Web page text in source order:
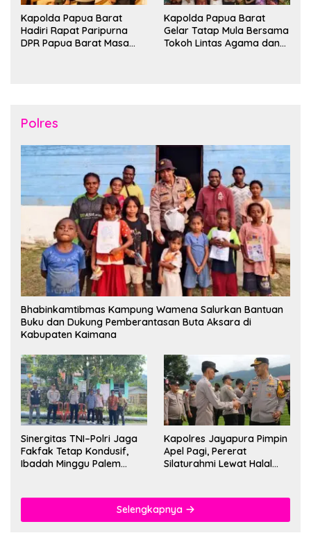
Kapolda Papua Barat
Hadiri Rapat Paripurna
DPR Papua Barat Masa
Kapolda Papua Barat
Gelar Tatap Mula Bersama
Tokoh Lintas Agama dan
Polres
Bhabinkamtibmas Kampung Wamena Salurkan Bantuan
Buku dan Dukung Pemberantasan Buta Aksara di
Kabupaten Kaimana
Sinergitas TNI–Polri Jaga
Fakfak Tetap Kondusif,
Ibadah Minggu Palem
Kapolres Jayapura Pimpin
Apel Pagi, Pererat
Silaturahmi Lewat Halal
Selengkapnya